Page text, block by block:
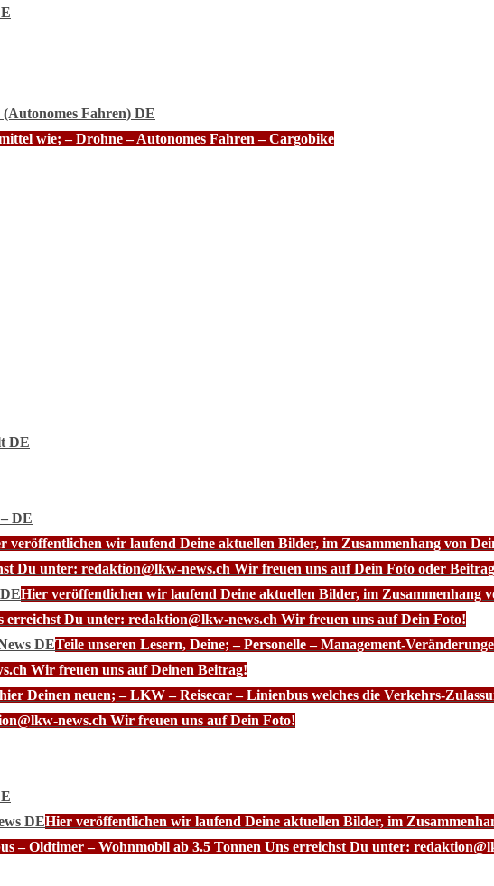
Fahren) DE
wie; – Drohne – Autonomes Fahren – Cargobike
DE
DE
veröffentlichen wir laufend Deine aktuellen Bilder, im Zusammenhang von
Du unter: redaktion@lkw-news.ch Wir freuen uns auf Dein Foto oder
Hier veröffentlichen wir laufend Deine aktuellen Bilder, im
erreichst Du unter: redaktion@lkw-news.ch Wir freuen uns auf Dein Foto!
DETeile unseren Lesern, Deine; – Personelle – Management-
Wir freuen uns auf Deinen Beitrag!
Deinen neuen; – LKW – Reisecar – Linienbus welches die Verkehrs-
news.ch Wir freuen uns auf Dein Foto!
DEHier veröffentlichen wir laufend Deine aktuellen Bilder, im
– Oldtimer – Wohnmobil ab 3.5 Tonnen Uns erreichst Du unter: